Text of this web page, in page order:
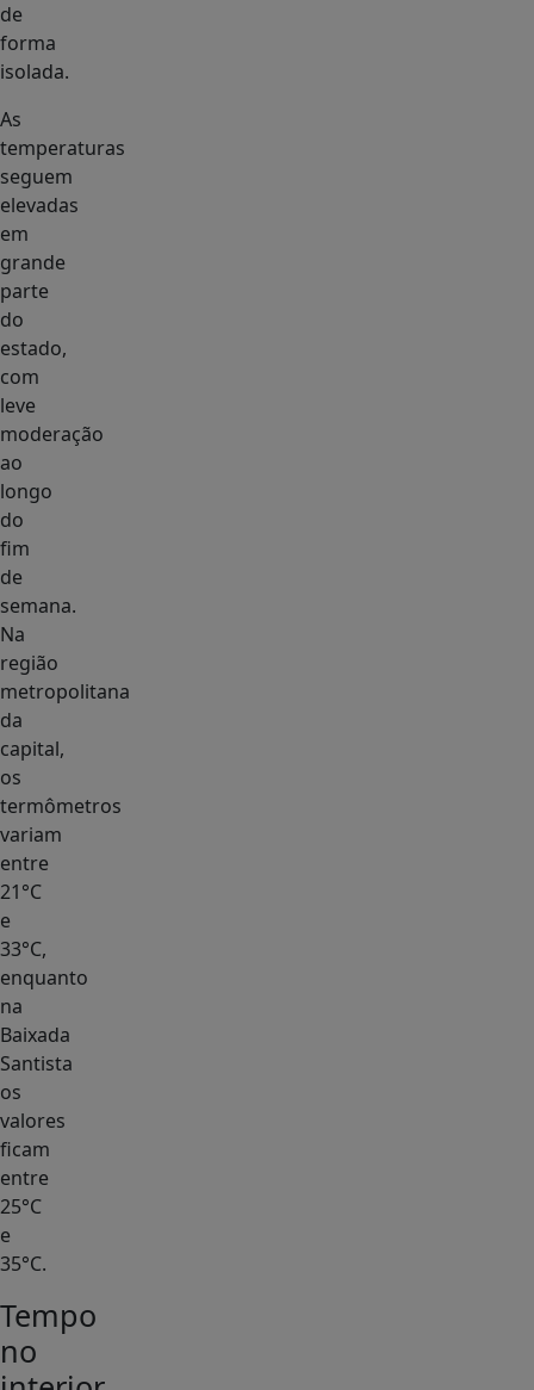
de
forma
isolada.
As
temperaturas
seguem
elevadas
em
grande
parte
do
estado,
com
leve
moderação
ao
longo
do
fim
de
semana.
Na
região
metropolitana
da
capital,
os
termômetros
variam
entre
21°C
e
33°C,
enquanto
na
Baixada
Santista
os
valores
ficam
entre
25°C
e
35°C.
Tempo
no